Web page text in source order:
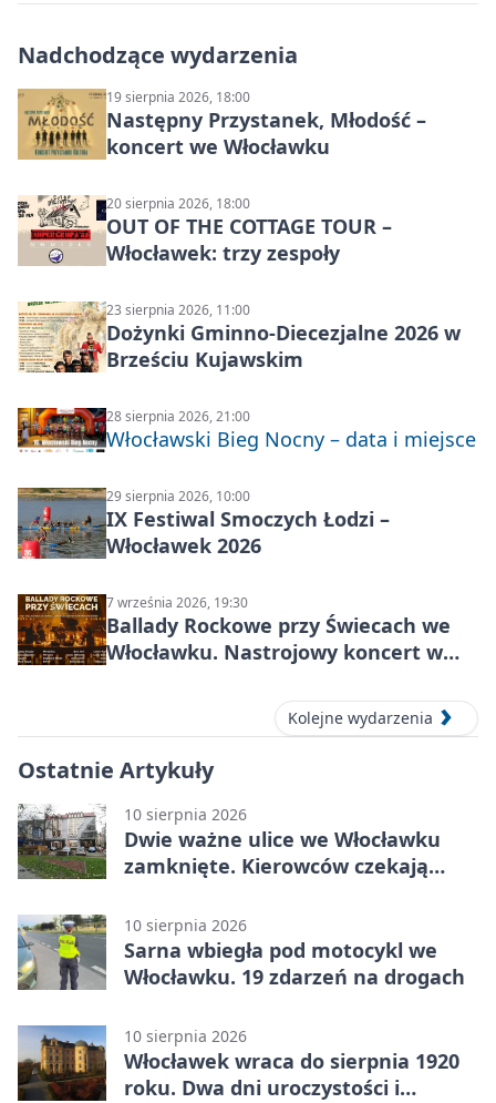
Nadchodzące wydarzenia
19 sierpnia 2026, 18:00
Następny Przystanek, Młodość –
koncert we Włocławku
20 sierpnia 2026, 18:00
OUT OF THE COTTAGE TOUR –
Włocławek: trzy zespoły
23 sierpnia 2026, 11:00
Dożynki Gminno-Diecezjalne 2026 w
Brześciu Kujawskim
28 sierpnia 2026, 21:00
Włocławski Bieg Nocny – data i miejsce
29 sierpnia 2026, 10:00
IX Festiwal Smoczych Łodzi –
Włocławek 2026
7 września 2026, 19:30
Ballady Rockowe przy Świecach we
Włocławku. Nastrojowy koncert w
Kolejne wydarzenia
Ostatnie Artykuły
10 sierpnia 2026
Dwie ważne ulice we Włocławku
zamknięte. Kierowców czekają
10 sierpnia 2026
Sarna wbiegła pod motocykl we
Włocławku. 19 zdarzeń na drogach
10 sierpnia 2026
Włocławek wraca do sierpnia 1920
roku. Dwa dni uroczystości i